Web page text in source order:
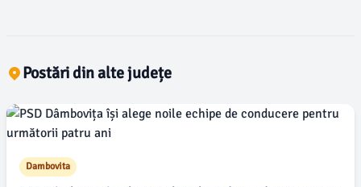
Postări din alte județe
Dambovita